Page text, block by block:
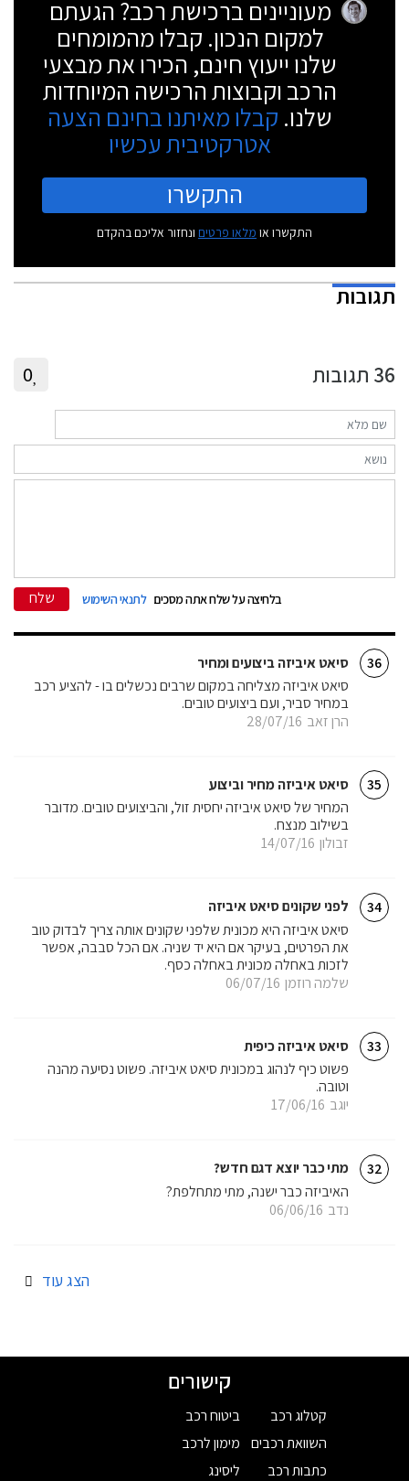
מעוניינים ברכישת רכב? הגעתם
למקום הנכון. קבלו מהמומחים
שלנו ייעוץ חינם, הכירו את מבצעי
הרכב וקבוצות הרכישה המיוחדות
שלנו. קבלו מאיתנו בחינם הצעה
אטרקטיבית עכשיו
התקשרו
התקשרו או מלאו פרטים ונחזור אליכם בהקדם
תגובות
36 תגובות 0
בלחיצה על שלח אתה מסכים לתנאי השימוש שלח
36 סיאט איביזה ביצועים ומחיר
הרן זאב 28/07/16
סיאט איביזה מצליחה במקום שרבים נכשלים בו - להציע רכב
במחיר סביר, ועם ביצועים טובים.
35 סיאט איביזה מחיר וביצוע
זבולון 14/07/16
המחיר של סיאט איביזה יחסית זול, והביצועים טובים. מדובר
בשילוב מנצח.
34 לפני שקונים סיאט איביזה
שלמה רוזמן 06/07/16
סיאט איביזה היא מכונית שלפני שקונים אותה צריך לבדוק טוב
את הפרטים, בעיקר אם היא יד שניה. אם הכל סבבה, אפשר
לזכות באחלה מכונית באחלה כסף.
33 סיאט איביזה כיפית
יוגב 17/06/16
פשוט כיף לנהוג במכונית סיאט איביזה. פשוט נסיעה מהנה
וטובה.
32 מתי כבר יוצא דגם חדש?
נדב 06/06/16
האיביזה כבר ישנה, מתי מתחלפת?
הצג עוד
קישורים
קטלוג רכב
השוואת רכבים
כתבות רכב
ביטוח רכב
מימון לרכב
ליסינג